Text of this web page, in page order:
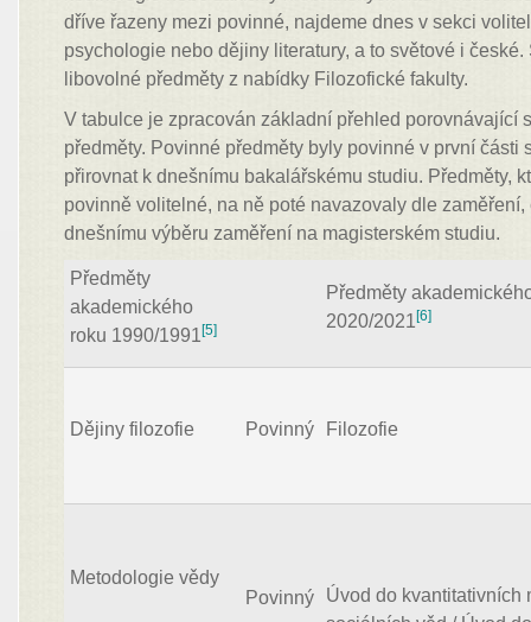
dříve řazeny mezi povinné, najdeme dnes v sekci
psychologie nebo dějiny literatury, a to světové i
libovolné předměty z nabídky Filozofické fakulty.
V tabulce je zpracován základní přehled porovnávající
předměty. Povinné předměty byly povinné v první části
přirovnat k dnešnímu bakalářskému studiu. Předměty,
povinně volitelné, na ně poté navazovaly dle
dnešnímu výběru zaměření na magisterském studiu.
Předměty
akademického
roku 1990/1991[5]
Předměty
2020/2021[6]
Dějiny filozofie Povinný Filozofie
Metodologie vědy
Povinný
Úvod do kvantitativních